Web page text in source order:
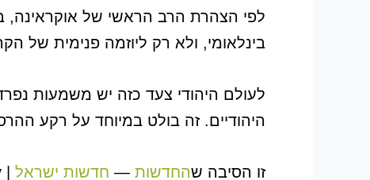
לפי הצהרת הרב הראשי של אוקראינה,
בינלאומי, ולא רק ליוזמה פנימית של
לעולם היהודי צעד כזה יש משמעות
היהודיים. זה בולט במיוחד על רקע
זו הסיבה שהחדשות — חדשות ישראל